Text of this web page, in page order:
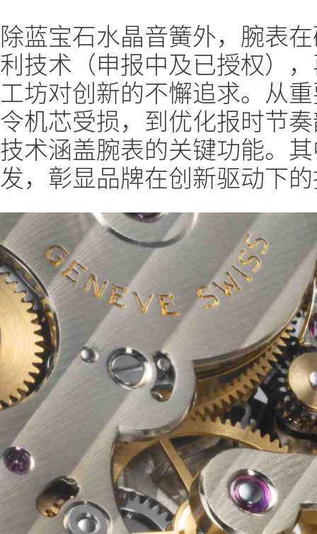
除蓝宝石水晶音簧外，腕表
利技术（申报中及已授权）
工坊对创新的不懈追求。从
令机芯受损，到优化报时节
技术涵盖腕表的关键功能。
发，彰显品牌在创新驱动下